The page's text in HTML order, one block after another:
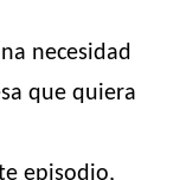
necesidad
que quiera
episodio,